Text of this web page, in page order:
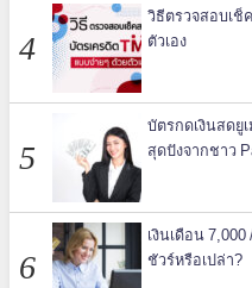
วิธีตรวจสอบเช็
ตัวเอง
บัตรกดเงินสดยู
สุดปังจากชาว
เงินเดือน
ชัวร์หรือเปล่า?